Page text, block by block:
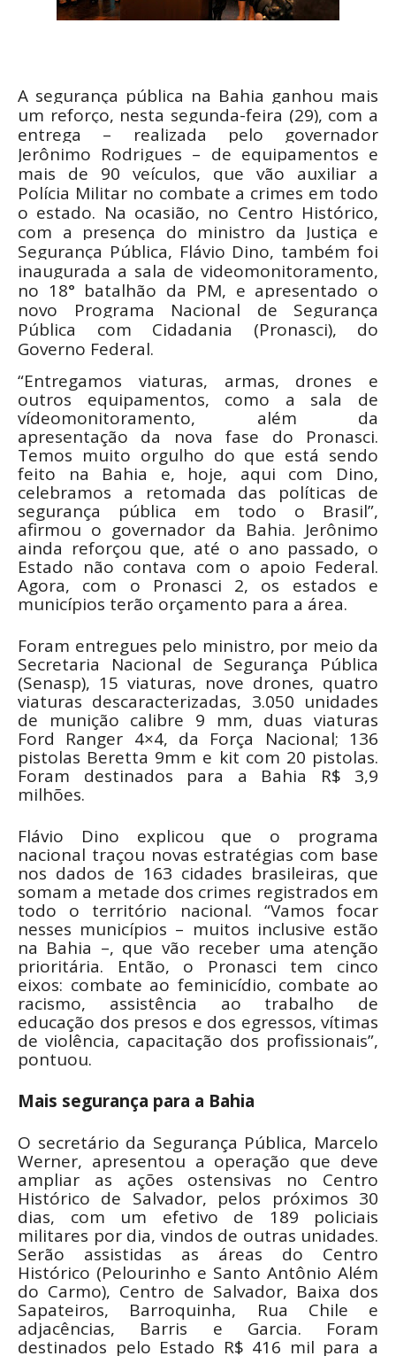
A segurança pública na Bahia ganhou mais
um reforço, nesta segunda-feira (29), com a
entrega – realizada pelo governador
Jerônimo Rodrigues – de equipamentos e
mais de 90 veículos, que vão auxiliar a
Polícia Militar no combate a crimes em todo
o estado. Na ocasião, no Centro Histórico,
com a presença do ministro da Justiça e
Segurança Pública, Flávio Dino, também foi
inaugurada a sala de videomonitoramento,
no 18° batalhão da PM, e apresentado o
novo Programa Nacional de Segurança
Pública com Cidadania (Pronasci), do
Governo Federal.
“Entregamos viaturas, armas, drones e
outros equipamentos, como a sala de
vídeomonitoramento, além da
apresentação da nova fase do Pronasci.
Temos muito orgulho do que está sendo
feito na Bahia e, hoje, aqui com Dino,
celebramos a retomada das políticas de
segurança pública em todo o Brasil”,
afirmou o governador da Bahia. Jerônimo
ainda reforçou que, até o ano passado, o
Estado não contava com o apoio Federal.
Agora, com o Pronasci 2, os estados e
municípios terão orçamento para a área.
Foram entregues pelo ministro, por meio da
Secretaria Nacional de Segurança Pública
(Senasp), 15 viaturas, nove drones, quatro
viaturas descaracterizadas, 3.050 unidades
de munição calibre 9 mm, duas viaturas
Ford Ranger 4×4, da Força Nacional; 136
pistolas Beretta 9mm e kit com 20 pistolas.
Foram destinados para a Bahia R$ 3,9
milhões.
Flávio Dino explicou que o programa
nacional traçou novas estratégias com base
nos dados de 163 cidades brasileiras, que
somam a metade dos crimes registrados em
todo o território nacional. “Vamos focar
nesses municípios – muitos inclusive estão
na Bahia –, que vão receber uma atenção
prioritária. Então, o Pronasci tem cinco
eixos: combate ao feminicídio, combate ao
racismo, assistência ao trabalho de
educação dos presos e dos egressos, vítimas
de violência, capacitação dos profissionais”,
pontuou.
Mais segurança para a Bahia
O secretário da Segurança Pública, Marcelo
Werner, apresentou a operação que deve
ampliar as ações ostensivas no Centro
Histórico de Salvador, pelos próximos 30
dias, com um efetivo de 189 policiais
militares por dia, vindos de outras unidades.
Serão assistidas as áreas do Centro
Histórico (Pelourinho e Santo Antônio Além
do Carmo), Centro de Salvador, Baixa dos
Sapateiros, Barroquinha, Rua Chile e
adjacências, Barris e Garcia. Foram
destinados pelo Estado R$ 416 mil para a